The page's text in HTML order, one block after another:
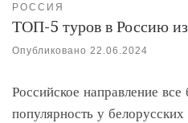
РОССИЯ
ТОП-5 туров в Россию
Опубликовано 22.06.2024
Российское направление
популярность у